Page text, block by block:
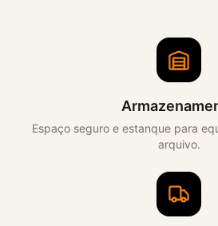
Espaço seguro e estanque para
arquivo.